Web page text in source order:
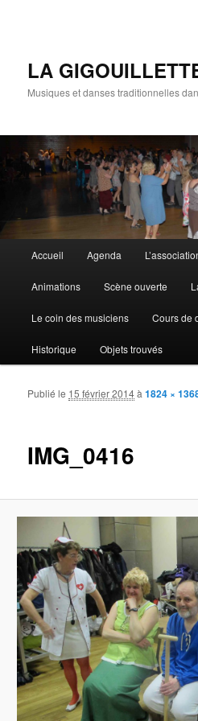
LA
Musiques et danses traditionnelles
Aller au contenu principal
Aller au contenu secondaire
Accueil Agenda
Animations Scène ouverte
Le coin des musiciens Cours de
Historique Objets trouvés
IMG_0416
Publié le 15 février 2014à1824 ×